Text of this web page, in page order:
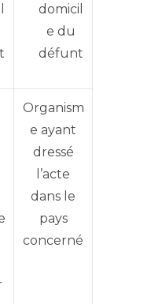
domicil
e du
défunt
Organism
e ayant
dressé
l’acte
dans le
pays
concerné